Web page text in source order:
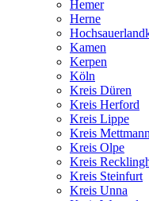
Hemer
Herne
Kamen
Kerpen
Köln
Kreis Düren
Kreis Herford
Kreis Lippe
Kreis Mettmann
Kreis Olpe
Kreis
Kreis Steinfurt
Kreis Unna